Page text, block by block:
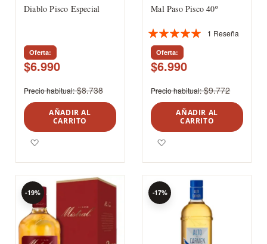
Diablo Pisco Especial
Oferta
$6.990
Precio habitual $8.738
AÑADIR AL
CARRITO
Mal Paso Pisco 40º
Valoración:
100%
1 Reseña
Oferta
$6.990
Precio habitual $9.772
AÑADIR AL
CARRITO
-19% -17%